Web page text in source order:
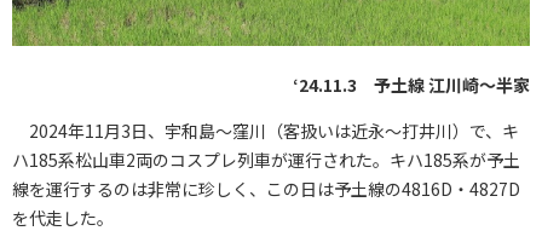
‘24.11.3 予土線 江川崎～半家
2024年11月3日、宇和島～窪川（客扱いは近永～打井川）で、キ
ハ185系松山車2両のコスプレ列車が運行された。キハ185系が予土
線を運行するのは非常に珍しく、この日は予土線の4816D・4827D
を代走した。